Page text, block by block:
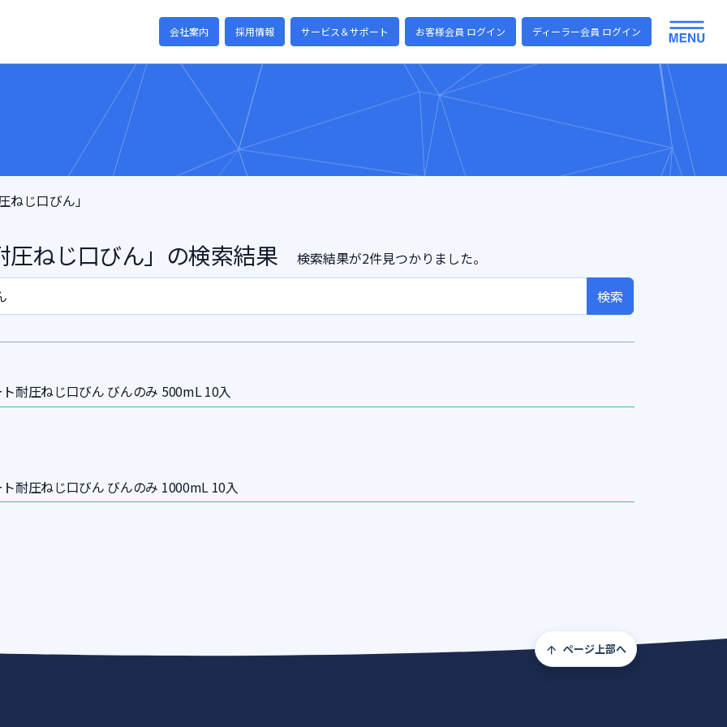
会社案内 採用情報 サービス＆サポート お客様会員 ログイン ディーラー会員 ログイン
じ口びん」
圧ねじ口びん 」の検索結果
検索結果が2件見つかりました。
検索
耐圧ねじ口びん びんのみ 500mL 10入
耐圧ねじ口びん びんのみ 1000mL 10入
ページ上部へ